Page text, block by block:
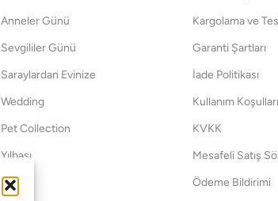
Anneler Günü
Sevgililer Günü
Saraylardan Evinize
Wedding
Pet Collection
Yılbaşı
Yat
Kargolama ve
Garanti Şartları
İade Politikası
Kullanım Koşulları
KVKK
Mesafeli Satış
Ödeme Bildirimi